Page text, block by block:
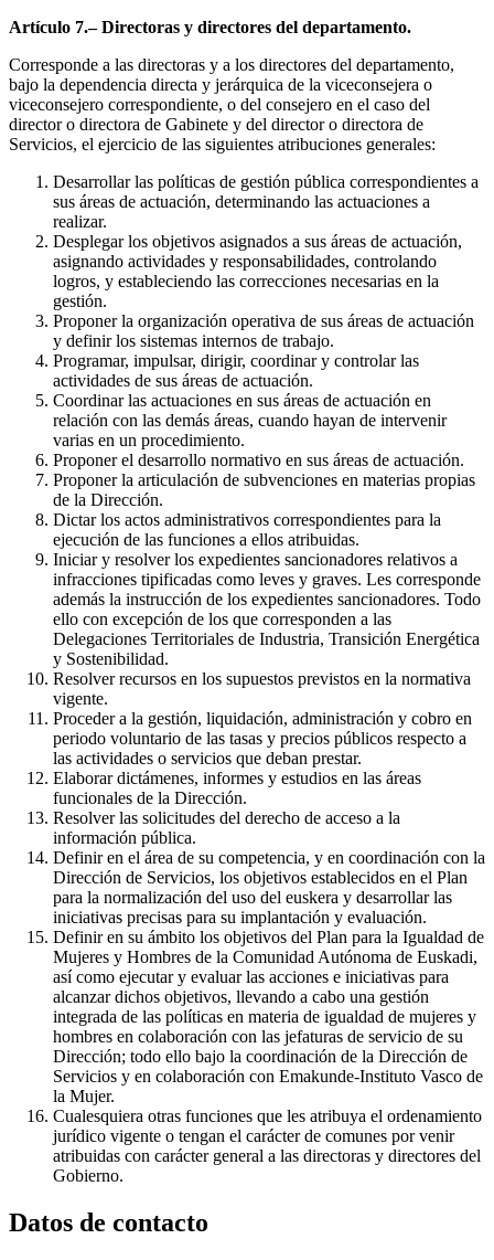
Artículo 7.– Directoras y directores del departamento.
Corresponde a las directoras y a los directores del departamento,
bajo la dependencia directa y jerárquica de la viceconsejera o
viceconsejero correspondiente, o del consejero en el caso del
director o directora de Gabinete y del director o directora de
Servicios, el ejercicio de las siguientes atribuciones generales:
Desarrollar las políticas de gestión pública correspondientes a
sus áreas de actuación, determinando las actuaciones a
realizar.
Desplegar los objetivos asignados a sus áreas de actuación,
asignando actividades y responsabilidades, controlando
logros, y estableciendo las correcciones necesarias en la
gestión.
Proponer la organización operativa de sus áreas de actuación
y definir los sistemas internos de trabajo.
Programar, impulsar, dirigir, coordinar y controlar las
actividades de sus áreas de actuación.
Coordinar las actuaciones en sus áreas de actuación en
relación con las demás áreas, cuando hayan de intervenir
varias en un procedimiento.
Proponer el desarrollo normativo en sus áreas de actuación.
Proponer la articulación de subvenciones en materias propias
de la Dirección.
Dictar los actos administrativos correspondientes para la
ejecución de las funciones a ellos atribuidas.
Iniciar y resolver los expedientes sancionadores relativos a
infracciones tipificadas como leves y graves. Les corresponde
además la instrucción de los expedientes sancionadores. Todo
ello con excepción de los que corresponden a las
Delegaciones Territoriales de Industria, Transición Energética
y Sostenibilidad.
Resolver recursos en los supuestos previstos en la normativa
vigente.
Proceder a la gestión, liquidación, administración y cobro en
periodo voluntario de las tasas y precios públicos respecto a
las actividades o servicios que deban prestar.
Elaborar dictámenes, informes y estudios en las áreas
funcionales de la Dirección.
Resolver las solicitudes del derecho de acceso a la
información pública.
Definir en el área de su competencia, y en coordinación con la
Dirección de Servicios, los objetivos establecidos en el Plan
para la normalización del uso del euskera y desarrollar las
iniciativas precisas para su implantación y evaluación.
Definir en su ámbito los objetivos del Plan para la Igualdad de
Mujeres y Hombres de la Comunidad Autónoma de Euskadi,
así como ejecutar y evaluar las acciones e iniciativas para
alcanzar dichos objetivos, llevando a cabo una gestión
integrada de las políticas en materia de igualdad de mujeres y
hombres en colaboración con las jefaturas de servicio de su
Dirección; todo ello bajo la coordinación de la Dirección de
Servicios y en colaboración con Emakunde-Instituto Vasco de
la Mujer.
Cualesquiera otras funciones que les atribuya el ordenamiento
jurídico vigente o tengan el carácter de comunes por venir
atribuidas con carácter general a las directoras y directores del
Gobierno.
Datos de contacto